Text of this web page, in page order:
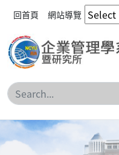
回首頁 網站導覽